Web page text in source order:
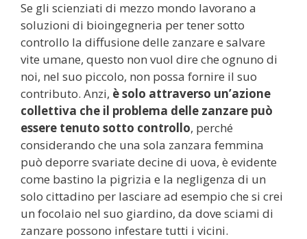
Se gli scienziati di mezzo mondo lavorano a
soluzioni di bioingegneria per tener sotto
controllo la diffusione delle zanzare e salvare
vite umane, questo non vuol dire che ognuno di
noi, nel suo piccolo, non possa fornire il suo
contributo. Anzi, è solo attraverso un’azione
collettiva che il problema delle zanzare può
essere tenuto sotto controllo, perché
considerando che una sola zanzara femmina
può deporre svariate decine di uova, è evidente
come bastino la pigrizia e la negligenza di un
solo cittadino per lasciare ad esempio che si crei
un focolaio nel suo giardino, da dove sciami di
zanzare possono infestare tutti i vicini.